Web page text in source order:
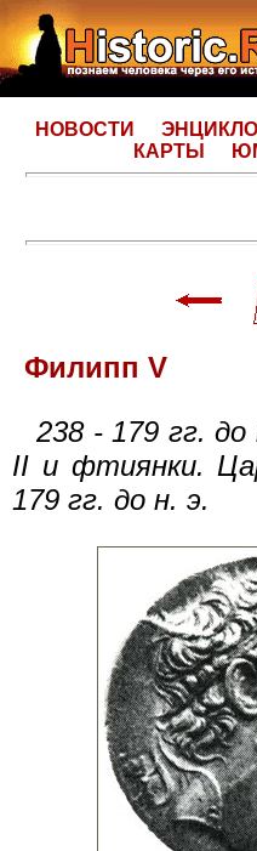
НОВОСТИ
КАРТЫ
Филипп V
238 - 179 гг.
II и фтиянки.
179 гг. до н. э.